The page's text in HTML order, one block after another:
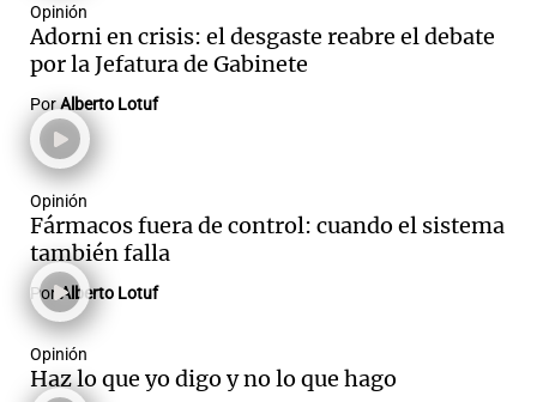
Opinión
Adorni en crisis: el desgaste reabre el debate
por la Jefatura de Gabinete
PorAlberto Lotuf
Opinión
Fármacos fuera de control: cuando el sistema
también falla
PorAlberto Lotuf
Opinión
Haz lo que yo digo y no lo que hago